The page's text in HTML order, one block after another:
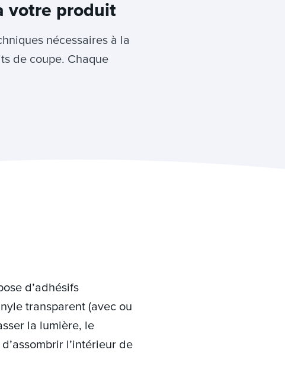
votre produit
nécessaires à la
de coupe. Chaque
d’adhésifs
transparent (avec ou
la lumière, le
l’intérieur de